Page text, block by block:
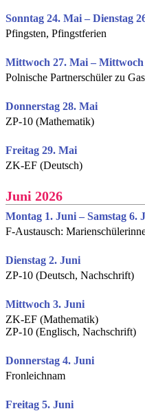
Sonntag 24. Mai – Dienstag
Pfingsten, Pfingstferien
Mittwoch 27. Mai –
Polnische Partnerschüler zu
Donnerstag 28. Mai
ZP-10 (Mathematik)
Freitag 29. Mai
ZK-EF (Deutsch)
Juni 2026
Montag 1. Juni – Samstag 6.
F-Austausch:
Dienstag 2. Juni
ZP-10 (Deutsch, Nachschrift)
Mittwoch 3. Juni
ZK-EF (Mathematik)
ZP-10 (Englisch, Nachschrift)
Donnerstag 4. Juni
Fronleichnam
Freitag 5. Juni